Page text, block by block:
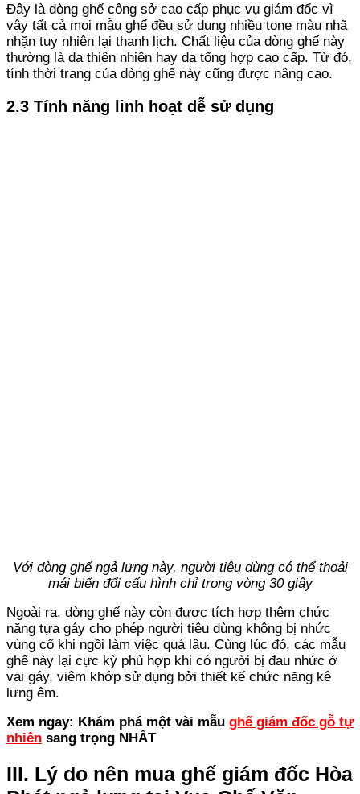
Đây là dòng ghế công sở cao cấp phục vụ giám đốc vì
vậy tất cả mọi mẫu ghế đều sử dụng nhiều tone màu nhã
nhặn tuy nhiên lại thanh lịch. Chất liệu của dòng ghế này
thường là da thiên nhiên hay da tổng hợp cao cấp. Từ đó,
tính thời trang của dòng ghế này cũng được nâng cao.
2.3 Tính năng linh hoạt dễ sử dụng
Với dòng ghế ngả lưng này, người tiêu dùng có thể thoải
mái biến đổi cấu hình chỉ trong vòng 30 giây
Ngoài ra, dòng ghế này còn được tích hợp thêm chức
năng tựa gáy cho phép người tiêu dùng không bị nhức
vùng cổ khi ngồi làm việc quá lâu. Cùng lúc đó, các mẫu
ghế này lại cực kỳ phù hợp khi có người bị đau nhức ở
vai gáy, viêm khớp sử dụng bởi thiết kế chức năng kê
lưng êm.
Xem ngay: Khám phá một vài mẫu ghế giám đốc gỗ tự
nhiên sang trọng NHẤT
III. Lý do nên mua ghế giám đốc Hòa